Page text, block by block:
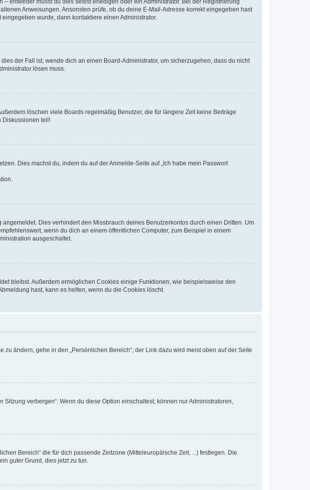
Anweisungen. Ansonsten prüfe, ob du deine E-Mail-Adresse korrekt eingegeben hast
wurde, dann kontaktiere einen Administrator.
der Fall ist, wende dich an einen Board-Administrator, um sicherzugehen, dass du nicht
lösen muss.
löschen viele Boards regelmäßig Benutzer, die für längere Zeit keine Beiträge
Diskussionen teil!
Dies machst du, indem du auf der Anmelde-Seite auf „Ich habe mein Passwort
Dies verhindert den Missbrauch deines Benutzerkontos durch einen Dritten. Um
wenn du dich an einem öffentlichen Computer, zum Beispiel in einem
ausgeschaltet.
bleibst. Außerdem ermöglichen Cookies einige Funktionen, wie beispielsweise den
hast, kann es helfen, wenn du die Cookies löscht.
ändern, gehe in den „Persönlichen Bereich“; der Link dazu wird meist oben auf der Seite
verbergen“. Wenn du diese Option einschaltest, können nur Administratoren,
Bereich“ die für dich passende Zeitzone (Mitteleuropäische Zeit, ...) festlegen. Die
guter Grund, dies jetzt zu tun.